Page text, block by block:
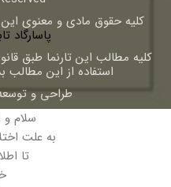
كليه حقوق مادی و معنوی اين
پاسارگاد
کلیه مطالب این تارنما طبق
استفاده از این
طراحی و
سلام
به علت
تا